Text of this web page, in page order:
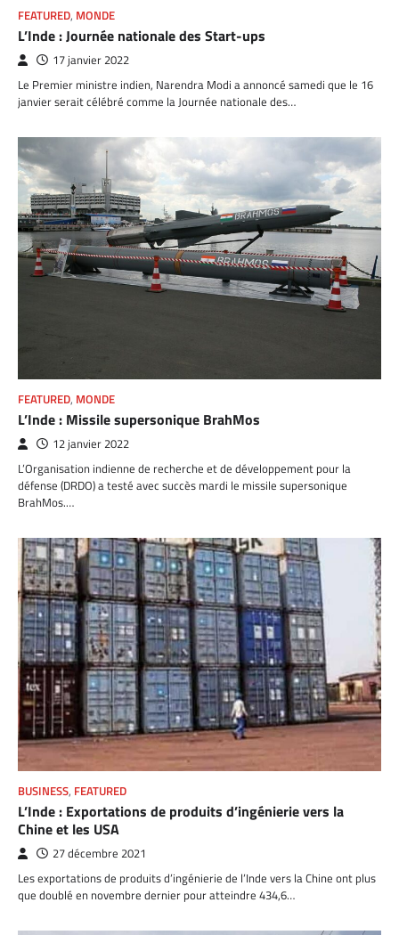
FEATURED, MONDE
L’Inde : Journée nationale des Start-ups
17 janvier 2022
Le Premier ministre indien, Narendra Modi a annoncé samedi que le 16
janvier serait célébré comme la Journée nationale des…
FEATURED, MONDE
L’Inde : Missile supersonique BrahMos
12 janvier 2022
L’Organisation indienne de recherche et de développement pour la
défense (DRDO) a testé avec succès mardi le missile supersonique
BrahMos.…
BUSINESS, FEATURED
L’Inde : Exportations de produits d’ingénierie vers la
Chine et les USA
27 décembre 2021
Les exportations de produits d’ingénierie de l’Inde vers la Chine ont plus
que doublé en novembre dernier pour atteindre 434,6…